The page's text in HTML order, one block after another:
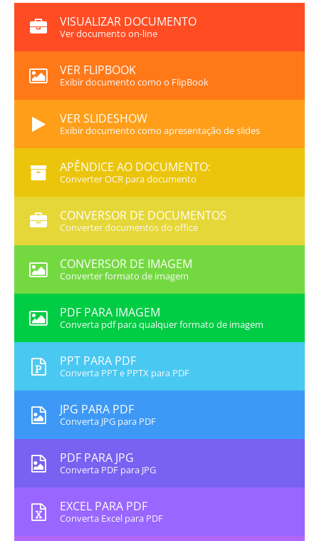
VISUALIZAR DOCUMENTO
Ver documento on-line
VER FLIPBOOK
Exibir documento como o FlipBook
VER SLIDESHOW
Exibir documento como apresentação de slides
APÊNDICE AO DOCUMENTO:
Converter OCR para documento
CONVERSOR DE DOCUMENTOS
Converter documentos do office
CONVERSOR DE IMAGEM
Converter formato de imagem
PDF PARA IMAGEM
Converta pdf para qualquer formato de imagem
PPT PARA PDF
Converta PPT e PPTX para PDF
JPG PARA PDF
Converta JPG para PDF
PDF PARA JPG
Converta PDF para JPG
EXCEL PARA PDF
Converta Excel para PDF